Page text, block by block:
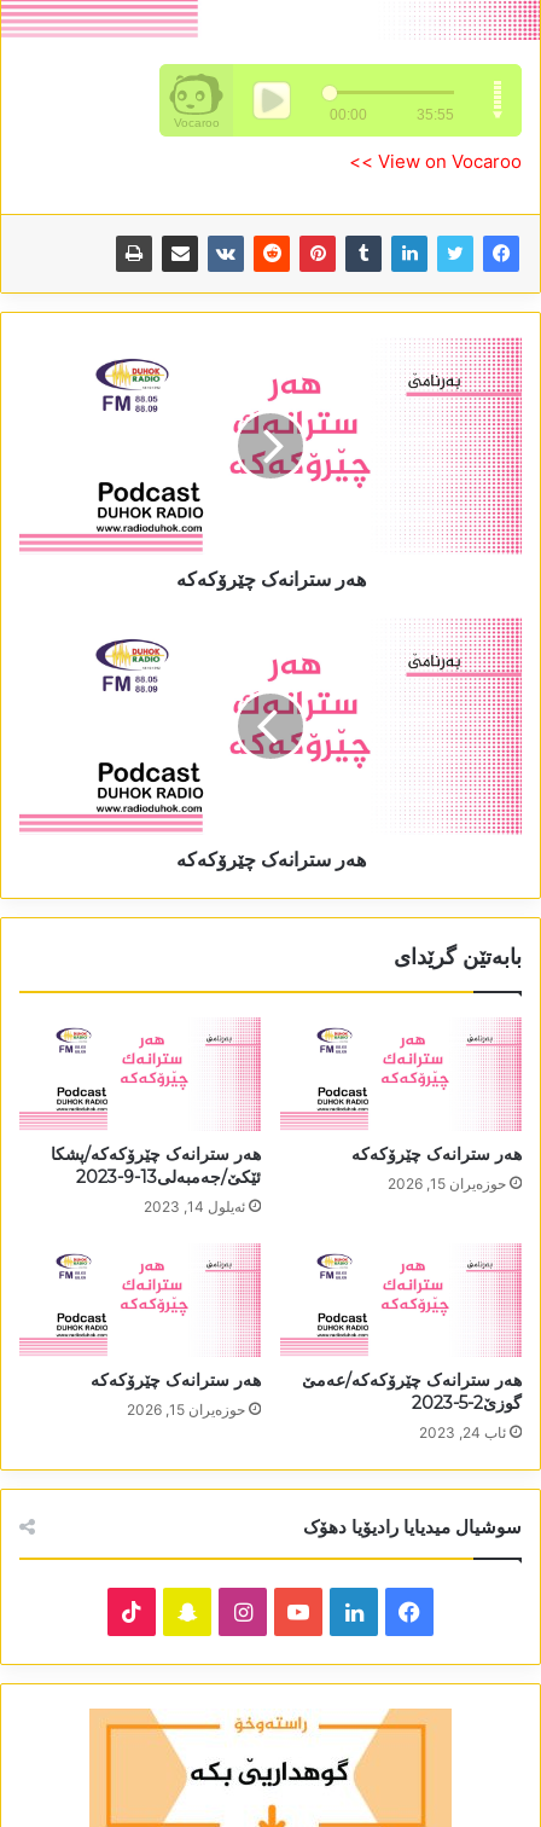
View on Vocaroo >>
ھەر سترانەک چێرۆکەکە
ھەر سترانەک چێرۆکەکە
بابەتێن گرێدای
ھەر سترانەک چێرۆکەکە
حوزه‌یران 15, 2026
ھەر سترانەک چێرۆکەکە/پشکا
ئێکێ/جەمبەلی13-9-2023
ئه‌یلول 14, 2023
ھەر سترانەک چێرۆکەکە/عەمێ
گوزێ2-5-2023
ئاب 24, 2023
ھەر سترانەک چێرۆکەکە
حوزه‌یران 15, 2026
سوشیال میدیایا رادیۆیا دھۆک
Facebook
LinkedIn
YouTube
Instagram
Snapchat